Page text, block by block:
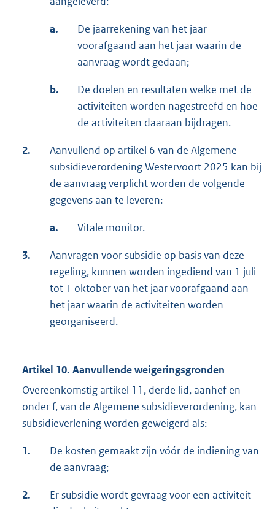
a.
De jaarrekening van het jaar
voorafgaand aan het jaar waarin de
aanvraag wordt gedaan;
b.
De doelen en resultaten welke met de
activiteiten worden nagestreefd en hoe
de activiteiten daaraan bijdragen.
2.
Aanvullend op artikel 6 van de Algemene
subsidieverordening Westervoort 2025 kan bij
de aanvraag verplicht worden de volgende
gegevens aan te leveren:
a. Vitale monitor.
3.
Aanvragen voor subsidie op basis van deze
regeling, kunnen worden ingediend van 1 juli
tot 1 oktober van het jaar voorafgaand aan
het jaar waarin de activiteiten worden
georganiseerd.
Artikel 10. Aanvullende weigeringsgronden
Overeenkomstig artikel 11, derde lid, aanhef en
onder f, van de Algemene subsidieverordening, kan
subsidieverlening worden geweigerd als:
1.
De kosten gemaakt zijn vóór de indiening van
de aanvraag;
2.
Er subsidie wordt gevraag voor een activiteit